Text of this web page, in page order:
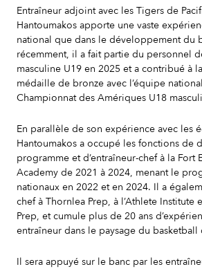
Entraîneur adjoint avec les Tigers de
Hantoumakos apporte une vaste
national que dans le développement du
récemment, il a fait partie du personnel
masculine U19 en 2025 et a contribué à
médaille de bronze avec l’équipe
Championnat des Amériques U18
En parallèle de son expérience avec les
Hantoumakos a occupé les fonctions de
programme et d’entraîneur-chef à la Fort
Academy de 2021 à 2024, menant le
nationaux en 2022 et en 2024. Il a
chef à Thornlea Prep, à l’Athlete Institute
Prep, et cumule plus de 20 ans
entraîneur dans le paysage du basketball
Il sera appuyé sur le banc par les